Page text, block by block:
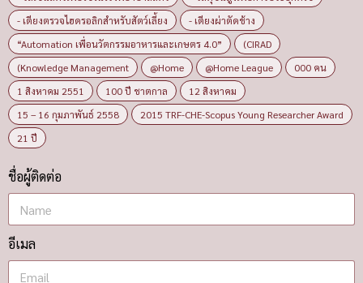
- เตียงตรวจไฮดรอลิกสำหรับสัตว์เลี้ยง
- เตียงผ่าตัดช้าง
“Automation เพื่อนวัตกรรมอาหารและเกษตร 4.0”
(CIRAD
(Knowledge Management
@Home @Home League
000 คน
1 สิงหาคม 2551
100 ปี ชาตกาล
12 สิงหาคม
15 – 16 กุมภาพันธ์ 2558
2015 TRF-CHE-Scopus Young Researcher Award
21 ปี
ชื่อผู้ติดต่อ
อีเมล